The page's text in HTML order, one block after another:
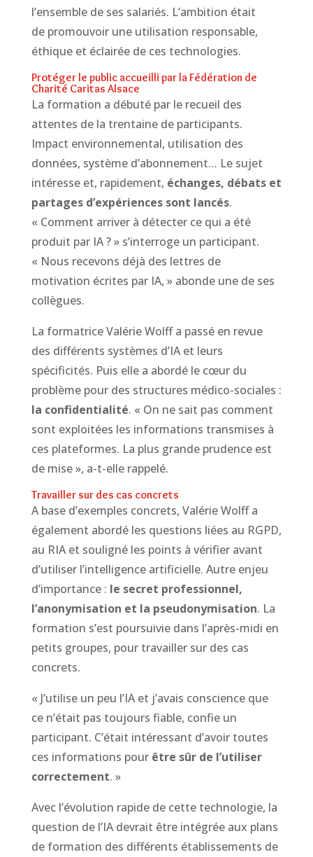
l’ensemble de ses salariés. L’ambition était
de promouvoir une utilisation responsable,
éthique et éclairée de ces technologies.
Protéger le public accueilli par la Fédération de
Charité Caritas Alsace
La formation a débuté par le recueil des
attentes de la trentaine de participants.
Impact environnemental, utilisation des
données, système d’abonnement… Le sujet
intéresse et, rapidement, échanges, débats et
partages d’expériences sont lancés.
« Comment arriver à détecter ce qui a été
produit par IA ? » s’interroge un participant.
« Nous recevons déjà des lettres de
motivation écrites par IA, » abonde une de ses
collègues.
La formatrice Valérie Wolff a passé en revue
des différents systèmes d’IA et leurs
spécificités. Puis elle a abordé le cœur du
problème pour des structures médico-sociales :
la confidentialité. « On ne sait pas comment
sont exploitées les informations transmises à
ces plateformes. La plus grande prudence est
de mise », a-t-elle rappelé.
Travailler sur des cas concrets
A base d’exemples concrets, Valérie Wolff a
également abordé les questions liées au RGPD,
au RIA et souligné les points à vérifier avant
d’utiliser l’intelligence artificielle. Autre enjeu
d’importance : le secret professionnel,
l’anonymisation et la pseudonymisation. La
formation s’est poursuivie dans l’après-midi en
petits groupes, pour travailler sur des cas
concrets.
« J’utilise un peu l’IA et j’avais conscience que
ce n’était pas toujours fiable, confie un
participant. C’était intéressant d’avoir toutes
ces informations pour être sûr de l’utiliser
correctement. »
Avec l’évolution rapide de cette technologie, la
question de l’IA devrait être intégrée aux plans
de formation des différents établissements de